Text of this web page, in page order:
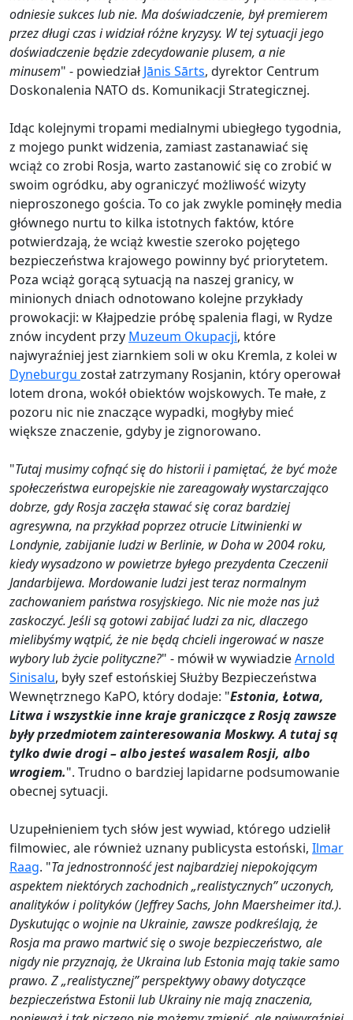
odniesie sukces lub nie. Ma doświadczenie, był premierem
przez długi czas i widział różne kryzysy. W tej sytuacji jego
doświadczenie będzie zdecydowanie plusem, a nie
minusem" - powiedział Jānis Sārts, dyrektor Centrum
Doskonalenia NATO ds. Komunikacji Strategicznej.
Idąc kolejnymi tropami medialnymi ubiegłego tygodnia,
z mojego punkt widzenia, zamiast zastanawiać się
wciąż co zrobi Rosja, warto zastanowić się co zrobić w
swoim ogródku, aby ograniczyć możliwość wizyty
nieproszonego gościa. To co jak zwykle pominęły media
głównego nurtu to kilka istotnych faktów, które
potwierdzają, że wciąż kwestie szeroko pojętego
bezpieczeństwa krajowego powinny być priorytetem.
Poza wciąż gorącą sytuacją na naszej granicy, w
minionych dniach odnotowano kolejne przykłady
prowokacji: w Kłajpedzie próbę spalenia flagi, w Rydze
znów incydent przy Muzeum Okupacji, które
najwyraźniej jest ziarnkiem soli w oku Kremla, z kolei w
Dyneburgu został zatrzymany Rosjanin, który operował
lotem drona, wokół obiektów wojskowych. Te małe, z
pozoru nic nie znaczące wypadki, mogłyby mieć
większe znaczenie, gdyby je zignorowano.
"Tutaj musimy cofnąć się do historii i pamiętać, że być może
społeczeństwa europejskie nie zareagowały wystarczająco
dobrze, gdy Rosja zaczęła stawać się coraz bardziej
agresywna, na przykład poprzez otrucie Litwinienki w
Londynie, zabijanie ludzi w Berlinie, w Doha w 2004 roku,
kiedy wysadzono w powietrze byłego prezydenta Czeczenii
Jandarbijewa. Mordowanie ludzi jest teraz normalnym
zachowaniem państwa rosyjskiego. Nic nie może nas już
zaskoczyć. Jeśli są gotowi zabijać ludzi za nic, dlaczego
mielibyśmy wątpić, że nie będą chcieli ingerować w nasze
wybory lub życie polityczne?" - mówił w wywiadzieArnold
Sinisalu, były szef estońskiej Służby Bezpieczeństwa
Wewnętrznego KaPO, który dodaje: "Estonia, Łotwa,
Litwa i wszystkie inne kraje graniczące z Rosją zawsze
były przedmiotem zainteresowania Moskwy. A tutaj są
tylko dwie drogi – albo jesteś wasalem Rosji, albo
wrogiem.". Trudno o bardziej lapidarne podsumowanie
obecnej sytuacji.
Uzupełnieniem tych słów jest wywiad, którego udzielił
filmowiec, ale również uznany publicysta estoński, Ilmar
Raag. "Ta jednostronność jest najbardziej niepokojącym
aspektem niektórych zachodnich „realistycznych” uczonych,
analityków i polityków (Jeffrey Sachs, John Maersheimer itd.).
Dyskutując o wojnie na Ukrainie, zawsze podkreślają, że
Rosja ma prawo martwić się o swoje bezpieczeństwo, ale
nigdy nie przyznają, że Ukraina lub Estonia mają takie samo
prawo. Z „realistycznej” perspektywy obawy dotyczące
bezpieczeństwa Estonii lub Ukrainy nie mają znaczenia,